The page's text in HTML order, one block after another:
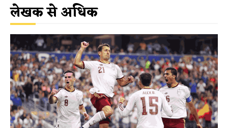
लेखक से अधिक